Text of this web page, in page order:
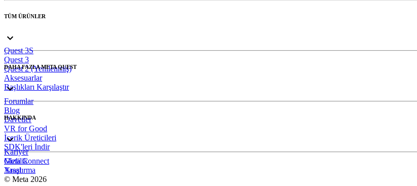
TÜM ÜRÜNLER
Quest 3S
Quest 3
Quest 2 (Yenilenmiş)
Aksesuarlar
Başlıkları Karşılaştır
DAHA FAZLA META QUEST
Forumlar
Blog
Davetler
VR for Good
İçerik Üreticileri
SDK'leri İndir
HAKKINDA
Kariyer
Meta Connect
Araştırma
Gizlilik
Yasal
© Meta 2026